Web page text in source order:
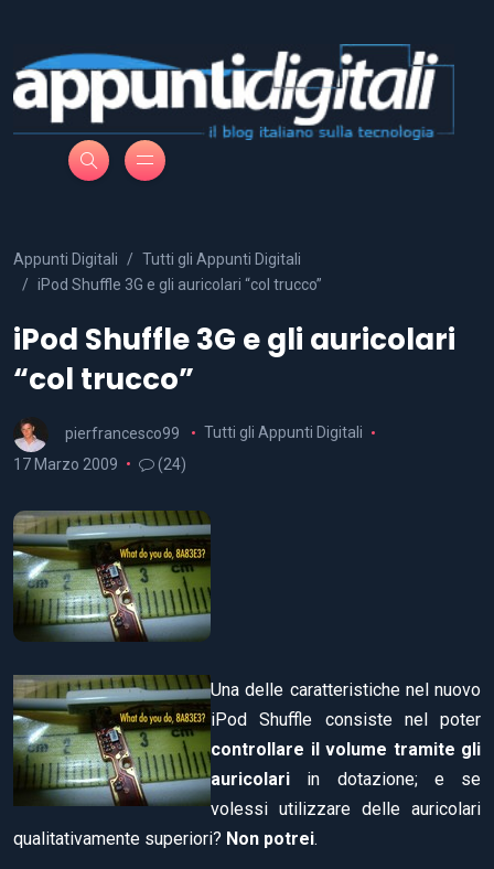
Appunti Digitali
Tutti gli Appunti Digitali
iPod Shuffle 3G e gli auricolari “col trucco”
iPod Shuffle 3G e gli auricolari
“col trucco”
pierfrancesco99
Tutti gli Appunti Digitali
17 Marzo 2009
(24)
Una delle caratteristiche nel nuovo
iPod Shuffle consiste nel poter
controllare il volume tramite gli
auricolari in dotazione; e se
volessi utilizzare delle auricolari
qualitativamente superiori? Non potrei.